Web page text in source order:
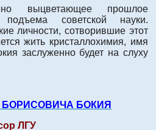
выцветающее прошлое
подъема советской науки.
личности, сотворившие этот
жить кристаллохимия, имя
заслуженно будет на слуху
БОРИСОВИЧА БОКИЯ
ЛГУ